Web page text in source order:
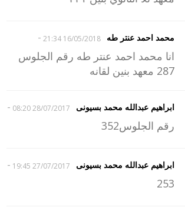
محمد احمد عنتر طه 16/05/2018 21:34
-
انا محمد احمد عنتر طه رقم الجلوس
287 معهد بنين لقانه
ابراهيم عبدالله محمد بسيونى 28/07/2017 08:20
-
رقم الجلوس352
ابراهيم عبدالله محمد بسيونى 27/07/2017 19:45
-
253